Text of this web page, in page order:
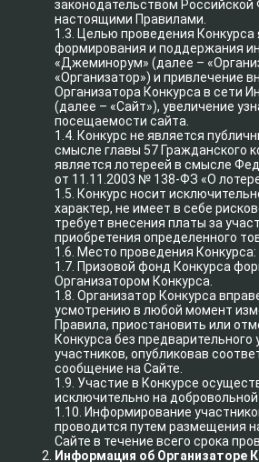
законодательством
настоящими Правилами.
1.3. Целью проведения Конкурса
формирования и поддержания
«Джеминорум» (далее –
«Организатор») и привлечение
Организатора Конкурса в сети
(далее – «Сайт»), увеличение
посещаемости сайта.
1.4. Конкурс не является
смысле главы 57 Гражданского
является лотереей в смысле
от 11.11.2003 № 138-ФЗ «О
1.5. Конкурс носит
характер, не имеет в себе
требует внесения платы за
приобретения определенного
1.6. Место проведения Конкурса:
1.7. Призовой фонд Конкурса
Организатором Конкурса.
1.8. Организатор Конкурса
усмотрению в любой момент
Правила, приостановить или
Конкурса без предварительного
участников, опубликовав
сообщение на Сайте.
1.9. Участие в Конкурсе
исключительно на добровольной
1.10. Информирование
проводится путем размещения
Сайте в течение всего срока
Информация об Организаторе